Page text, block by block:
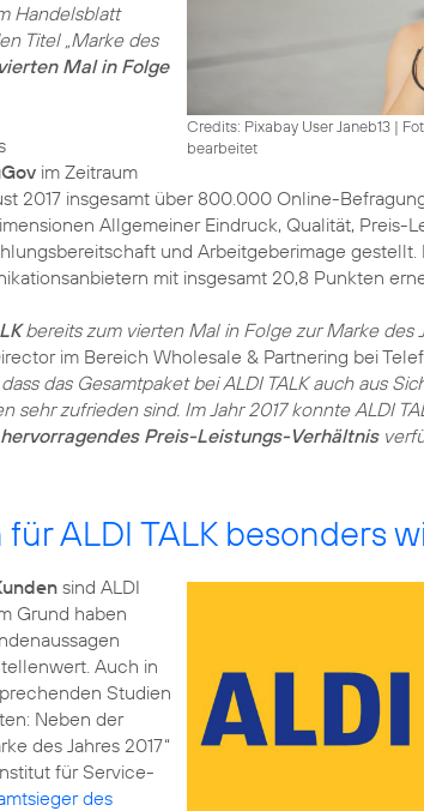
Credits: Pixabay User Janeb13|
bearbeitet
Handelsblatt
Titel „Marke des
Mal in Folge
im Zeitraum
2017 insgesamt über 800.000 Online-
Allgemeiner Eindruck, Qualität, Preis-
und Arbeitgeberimage gestellt.
mit insgesamt 20,8 Punkten
bereits zum vierten Mal in Folge zur Marke des
im Bereich Wholesale & Partnering bei
das Gesamtpaket bei ALDI TALK auch aus
sehr zufrieden sind. Im Jahr 2017 konnte ALDI
hervorragendes Preis-Leistungs-Verhältnis
ALDI TALK besonders
sind ALDI
Grund haben
Auch in
Studien
Neben der
des Jahres 2017“
für Service-
des